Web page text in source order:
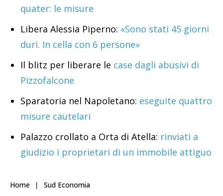
quater: le misure
Libera Alessia Piperno: «Sono stati 45 giorni
duri. In cella con 6 persone»
Il blitz per liberare le case dagli abusivi di
Pizzofalcone
Sparatoria nel Napoletano: eseguite quattro
misure cautelari
Palazzo crollato a Orta di Atella: rinviati a
giudizio i proprietari di un immobile attiguo
Home Sud Economia